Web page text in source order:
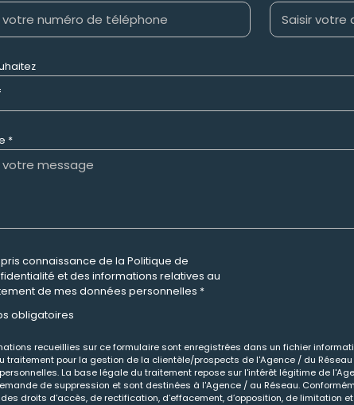
*
connaissance de la Politique de
et des informations relatives au
de mes données personnelles *
obligatoires
recueillies sur ce formulaire sont enregistrées dans un fichier
traitement pour la gestion de la clientèle/prospects de l'Agence / du
La base légale du traitement repose sur l'intérêt légitime de
de suppression et sont destinées à l'Agence / au Réseau.
droits d’accès, de rectification, d’effacement, d’opposition, de limitation